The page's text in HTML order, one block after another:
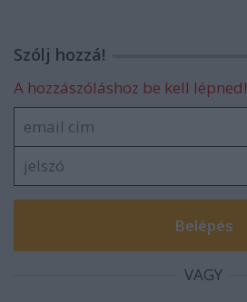
Szólj hozzá!
A hozzászóláshoz be kell lépned!
VAGY